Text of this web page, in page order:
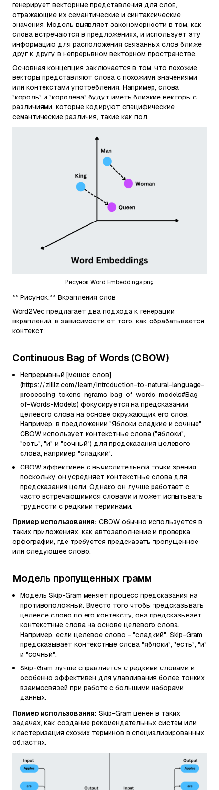
генерирует векторные представления для слов,
отражающие их семантические и синтаксические
значения. Модель выявляет закономерности в том, как
слова встречаются в предложениях, и использует эту
информацию для расположения связанных слов ближе
друг к другу в непрерывном векторном пространстве.
Основная концепция заключается в том, что похожие
векторы представляют слова с похожими значениями
или контекстами употребления. Например, слова
"король" и "королева" будут иметь близкие векторы с
различиями, которые кодируют специфические
семантические различия, такие как пол.
Рисунок Word Embeddings.png
** Рисунок:** Вкрапления слов
Word2Vec предлагает два подхода к генерации
вкраплений, в зависимости от того, как обрабатывается
контекст:
Continuous Bag of Words (CBOW)
Непрерывный [мешок слов]
(https://zilliz.com/learn/introduction-to-natural-language-
processing-tokens-ngrams-bag-of-words-models#Bag-
of-Words-Models) фокусируется на предсказании
целевого слова на основе окружающих его слов.
Например, в предложении "Яблоки сладкие и сочные"
CBOW использует контекстные слова ("яблоки",
"есть", "и" и "сочный") для предсказания целевого
слова, например "сладкий".
CBOW эффективен с вычислительной точки зрения,
поскольку он усредняет контекстные слова для
предсказания цели. Однако он лучше работает с
часто встречающимися словами и может испытывать
трудности с редкими терминами.
Пример использования: CBOW обычно используется в
таких приложениях, как автозаполнение и проверка
орфографии, где требуется предсказать пропущенное
или следующее слово.
Модель пропущенных грамм
Модель Skip-Gram меняет процесс предсказания на
противоположный. Вместо того чтобы предсказывать
целевое слово по его контексту, она предсказывает
контекстные слова на основе целевого слова.
Например, если целевое слово - "сладкий", Skip-Gram
предсказывает контекстные слова "яблоки", "есть", "и"
и "сочный".
Skip-Gram лучше справляется с редкими словами и
особенно эффективен для улавливания более тонких
взаимосвязей при работе с большими наборами
данных.
Пример использования: Skip-Gram ценен в таких
задачах, как создание рекомендательных систем или
кластеризация схожих терминов в специализированных
областях.